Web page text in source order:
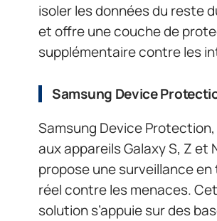
isoler les données du reste
et offre une couche de
supplémentaire contre les
Samsung Device
Samsung Device
aux appareils Galaxy S, Z et
propose une surveillance
réel contre les menaces.
solution s’appuie sur des